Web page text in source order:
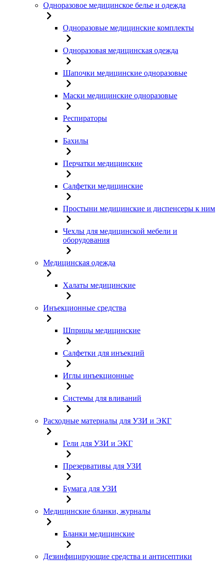
Одноразовое медицинское белье и одежда
Одноразовые медицинские комплекты
Одноразовая медицинская одежда
Шапочки медицинские одноразовые
Маски медицинские одноразовые
Респираторы
Бахилы
Перчатки медицинские
Салфетки медицинские
Простыни медицинские и диспенсеры к ним
Чехлы для медицинской мебели и
оборудования
Медицинская одежда
Халаты медицинские
Инъекционные средства
Шприцы медицинские
Салфетки для инъекций
Иглы инъекционные
Системы для вливаний
Расходные материалы для УЗИ и ЭКГ
Гели для УЗИ и ЭКГ
Презервативы для УЗИ
Бумага для УЗИ
Медицинские бланки, журналы
Бланки медицинские
Дезинфицирующие средства и антисептики